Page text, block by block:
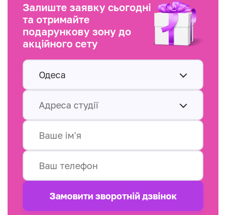
Залиште заявку сьогодні
та отримайте
подарункову зону до
акційного сету
Одеса
Адреса студії
Замовити зворотнiй дзвінок